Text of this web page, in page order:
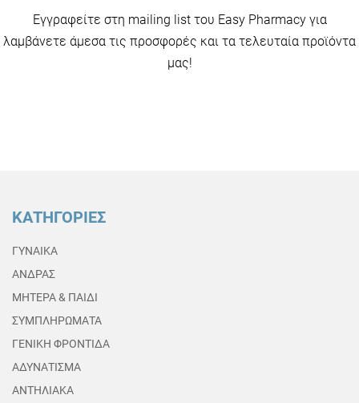
Εγγραφείτε στη mailing list του Easy Pharmacy για
λαμβάνετε άμεσα τις προσφορές και τα τελευταία προϊόντα
μας!
ΚΑΤΗΓΟΡΙΕΣ
ΓΥΝΑΙΚΑ
ΑΝΔΡΑΣ
ΜΗΤΕΡΑ & ΠΑΙΔΙ
ΣΥΜΠΛΗΡΩΜΑΤΑ
ΓΕΝΙΚΗ ΦΡΟΝΤΙΔΑ
ΑΔΥΝΑΤΙΣΜΑ
ΑΝΤΗΛΙΑΚΑ